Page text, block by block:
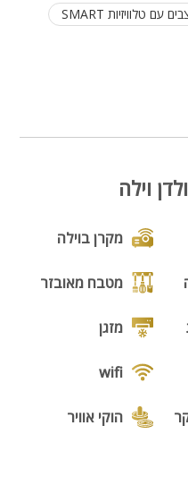
וילה
מקרן בוילה
מטבח מאובזר
מזגן
wifi
הוקי אוויר